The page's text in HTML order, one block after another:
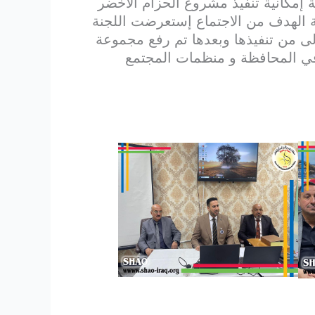
الهدف من الاجتماع إستعرضت اللجنة
من تنفيذها وبعدها تم رفع مجموعة
المحافظة و منظمات المجتمع